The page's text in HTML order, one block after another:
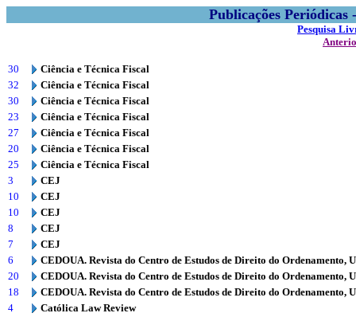
Publicações
Pesquisa
30
Ciência e Técnica Fiscal
32
Ciência e Técnica Fiscal
30
Ciência e Técnica Fiscal
23
Ciência e Técnica Fiscal
27
Ciência e Técnica Fiscal
20
Ciência e Técnica Fiscal
25
Ciência e Técnica Fiscal
3
CEJ
10
CEJ
10
CEJ
8
CEJ
7
CEJ
6
CEDOUA. Revista do Centro de Estudos de Direito do Ordenamento,
20
CEDOUA. Revista do Centro de Estudos de Direito do Ordenamento,
18
CEDOUA. Revista do Centro de Estudos de Direito do Ordenamento,
4
Católica Law Review